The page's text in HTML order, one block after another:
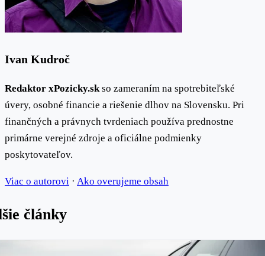
Ivan Kudroč
Redaktor xPozicky.sk so zameraním na spotrebiteľské
úvery, osobné financie a riešenie dlhov na Slovensku. Pri
finančných a právnych tvrdeniach používa prednostne
primárne verejné zdroje a oficiálne podmienky
poskytovateľov.
Viac o autorovi · Ako overujeme obsah
články